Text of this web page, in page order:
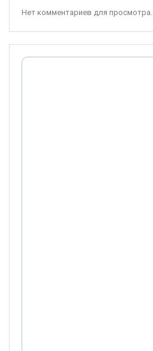
Нет комментариев для просмотра.